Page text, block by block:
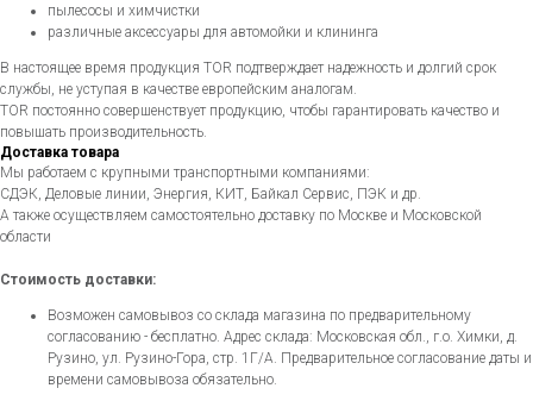
пылесосы и химчистки
различные аксессуары для автомойки и клининга
В настоящее время продукция TOR подтверждает надежность и долгий срок
службы, не уступая в качестве европейским аналогам.
TOR постоянно совершенствует продукцию, чтобы гарантировать качество и
повышать производительность.
Доставка товара
Мы работаем с крупными транспортными компаниями:
СДЭК, Деловые линии, Энергия, КИТ, Байкал Сервис, ПЭК и др.
А также осуществляем самостоятельно доставку по Москве и Московской
области
Стоимость доставки:
Возможен самовывоз со склада магазина по предварительному
согласованию - бесплатно. Адрес склада: Московская обл., г.о. Химки, д.
Рузино, ул. Рузино-Гора, стр. 1Г/А. Предварительное согласование даты и
времени самовывоза обязательно.